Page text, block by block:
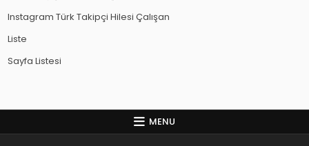
Instagram Türk Takipçi Hilesi Çalışan
Liste
Sayfa Listesi
MENU